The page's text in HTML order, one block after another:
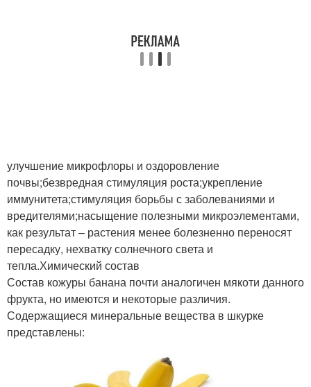
улучшение микрофлоры и оздоровление
почвы;безвредная стимуляция роста;укрепление
иммунитета;стимуляция борьбы с заболеваниями и
вредителями;насыщение полезными микроэлементами,
как результат – растения менее болезненно переносят
пересадку, нехватку солнечного света и
тепла.Химический состав
Состав кожуры банана почти аналогичен мякоти данного
фрукта, но имеются и некоторые различия.
Содержащиеся минеральные вещества в шкурке
представлены: